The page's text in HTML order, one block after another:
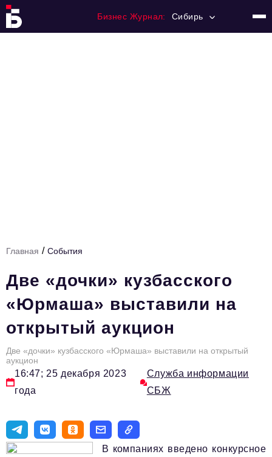
Бизнес Журнал: Сибирь
Вокруг бизнеса
Инновации
Медицина
Экономика
Социальная Ответственность
Экспертные мнения
Авторские материалы
Главная / События
Две «дочки» кузбасского
«Юрмаша» выставили на
открытый аукцион
Две «дочки» кузбасского «Юрмаша» выставили на открытый
аукцион
16:47; 25 декабря 2023
года
Служба информации
СБЖ
В компаниях введено конкурсное